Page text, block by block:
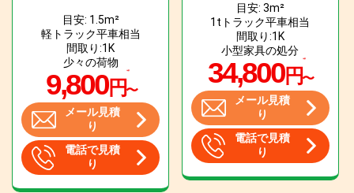
目安: 1.5m²
軽トラック平車相当
間取り:1K
少々の荷物
9,800円〜
メール見積
り
電話で見積
り
目安: 3m²
1tトラック平車相当
間取り:1K
小型家具の処分
34,800円〜
メール見積
り
電話で見積
り